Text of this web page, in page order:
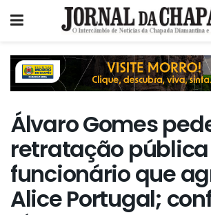
Álvaro Gomes
retratação
funcionário que
Alice Portugal;